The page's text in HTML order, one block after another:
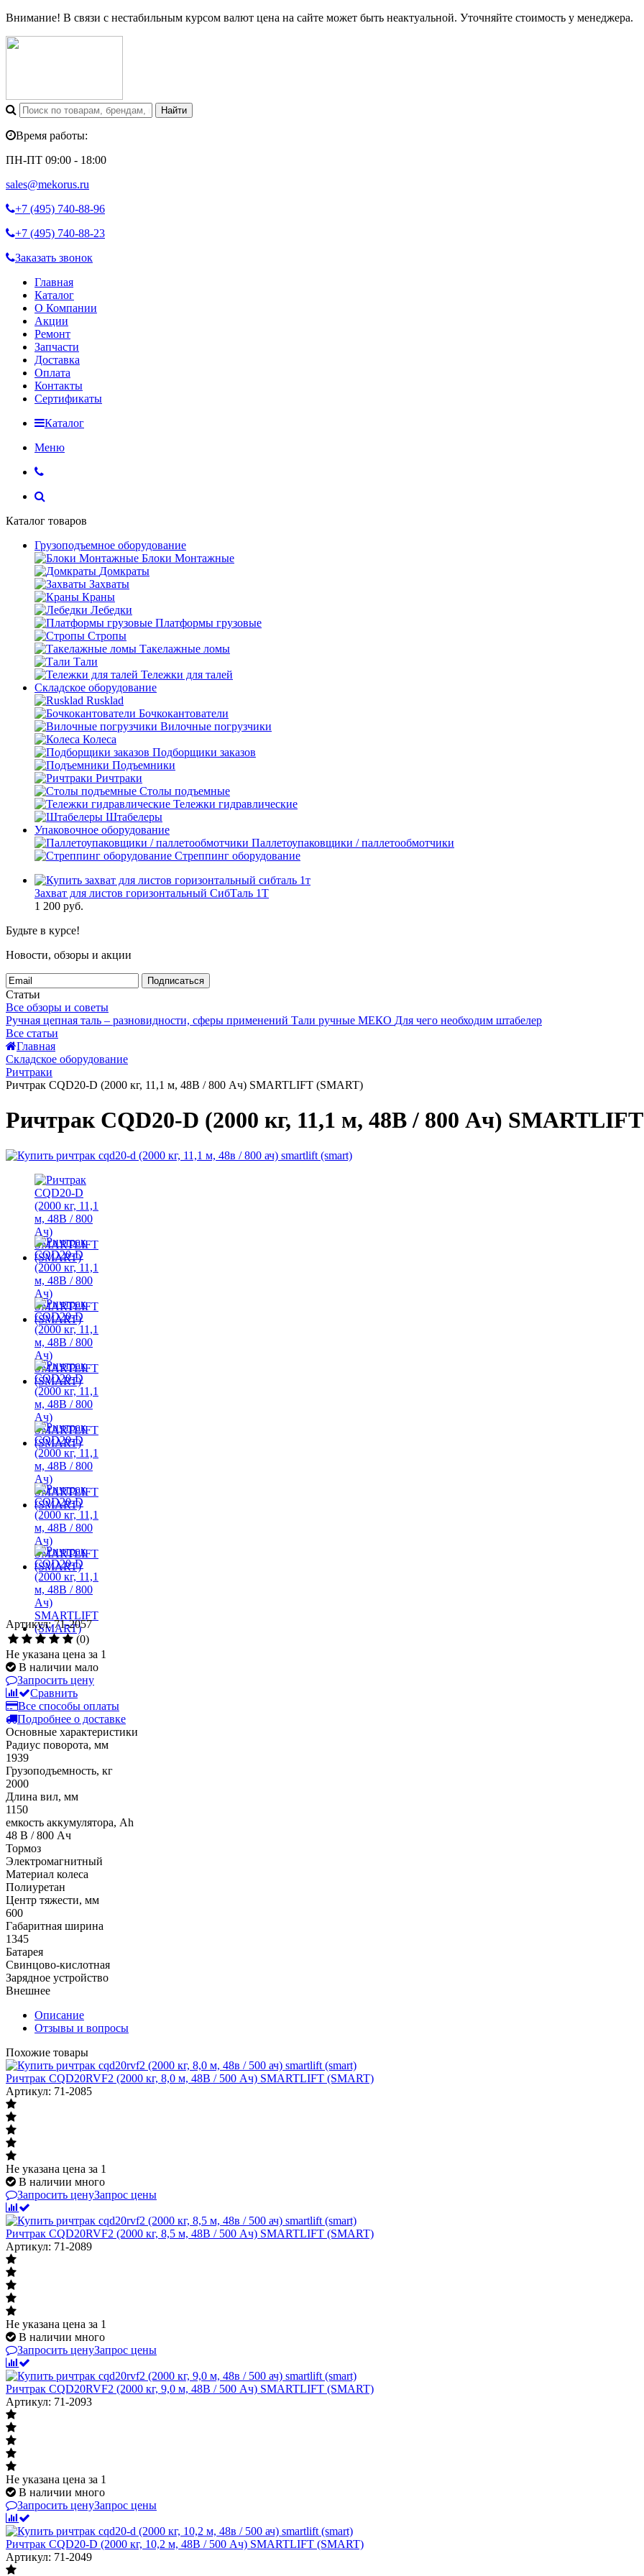
Внимание! В связи с нестабильным курсом валют цена на сайте может быть неактуальной. Уточняйте стоимость у менеджера.
Время работы:
ПН-ПТ 09:00 - 18:00
sales@mekorus.ru
+7 (495) 740-88-96
+7 (495) 740-88-23
Заказать звонок
Главная
Каталог
О Компании
Акции
Ремонт
Запчасти
Доставка
Оплата
Контакты
Сертификаты
Каталог
Меню
Каталог товаров
Грузоподъемное оборудование
Блоки Монтажные
Домкраты
Захваты
Краны
Лебедки
Платформы грузовые
Стропы
Такелажные ломы
Тали
Тележки для талей
Складское оборудование
Rusklad
Бочкокантователи
Вилочные погрузчики
Колеса
Подборщики заказов
Подъемники
Ричтраки
Столы подъемные
Тележки гидравлические
Штабелеры
Упаковочное оборудование
Паллетоупаковщики / паллетообмотчики
Стреппинг оборудование
Захват для листов горизонтальный СибТаль 1Т
1 200 руб.
Будьте в курсе!
Новости, обзоры и акции
Подписаться
Статьи
Все обзоры и советы
Ручная цепная таль – разновидности, сферы применений Тали ручные МЕКО Для чего необходим штабелер
Все статьи
Главная
Складское оборудование
Ричтраки
Ричтрак CQD20-D (2000 кг, 11,1 м, 48В / 800 Ач) SMARTLIFT (SMART)
Ричтрак CQD20-D (2000 кг, 11,1 м, 48В / 800 Ач)
Артикул: 71-2057
(0)
Не указана цена за 1
В наличии мало
Запросить цену
Сравнить
Все способы оплаты
Подробнее о доставке
Основные характеристики
Радиус поворота, мм
1939
Грузоподъемность, кг
2000
Длина вил, мм
1150
емкость аккумулятора, Ah
48 В / 800 Ач
Тормоз
Электромагнитный
Материал колеса
Полиуретан
Центр тяжести, мм
600
Габаритная ширина
1345
Батарея
Свинцово-кислотная
Зарядное устройство
Внешнее
Описание
Отзывы и вопросы
Похожие товары
Ричтрак CQD20RVF2 (2000 кг, 8,0 м, 48В / 500 Ач) SMARTLIFT (SMART)
Артикул: 71-2085
Не указана цена за 1
В наличии много
Запросить ценуЗапрос цены
Ричтрак CQD20RVF2 (2000 кг, 8,5 м, 48В / 500 Ач) SMARTLIFT (SMART)
Артикул: 71-2089
Не указана цена за 1
В наличии много
Запросить ценуЗапрос цены
Ричтрак CQD20RVF2 (2000 кг, 9,0 м, 48В / 500 Ач) SMARTLIFT (SMART)
Артикул: 71-2093
Не указана цена за 1
В наличии много
Запросить ценуЗапрос цены
Ричтрак CQD20-D (2000 кг, 10,2 м, 48В / 500 Ач) SMARTLIFT (SMART)
Артикул: 71-2049